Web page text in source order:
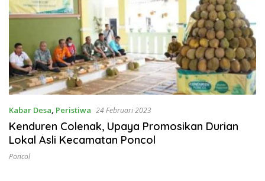
Kabar Desa, Peristiwa 24 Februari 2023
Kenduren Colenak, Upaya Promosikan Durian
Lokal Asli Kecamatan Poncol
Poncol